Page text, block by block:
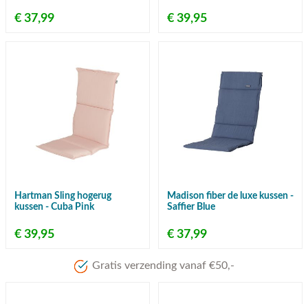
€ 37,99 € 39,95
Hartman Sling hogerug
kussen - Cuba Pink
€ 39,95
Madison fiber de luxe kussen -
Saffier Blue
€ 37,99
Gratis verzending vanaf €50,-